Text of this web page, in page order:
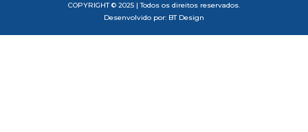
COPYRIGHT © 2025 | Todos os direitos reservados.
Desenvolvido por: BT Design